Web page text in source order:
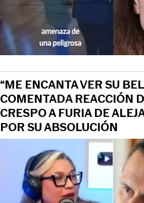
“ME ENCANTA VER SU
COMENTADA REACCIÓN
CRESPO A FURIA DE
POR SU ABSOLUCIÓN